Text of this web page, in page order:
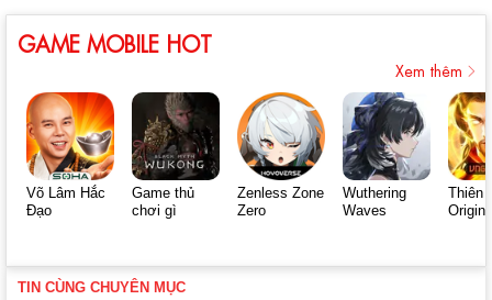
GAME MOBILE HOT
Xem thêm
Võ Lâm Hắc
Đạo
Game thủ
chơi gì
Zenless Zone
Zero
Wuthering
Waves
Thiên
Origin
TIN CÙNG CHUYÊN MỤC